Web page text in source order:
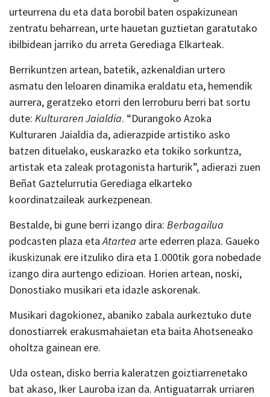
urteurrena du eta data borobil baten ospakizunean
zentratu beharrean, urte hauetan guztietan garatutako
ibilbidean jarriko du arreta Gerediaga Elkarteak.
Berrikuntzen artean, batetik, azkenaldian urtero
asmatu den leloaren dinamika eraldatu eta, hemendik
aurrera, geratzeko etorri den lerroburu berri bat sortu
dute: Kulturaren Jaialdia. “Durangoko Azoka
Kulturaren Jaialdia da, adierazpide artistiko asko
batzen dituelako, euskarazko eta tokiko sorkuntza,
artistak eta zaleak protagonista harturik”, adierazi zuen
Beñat Gaztelurrutia Gerediaga elkarteko
koordinatzaileak aurkezpenean.
Bestalde, bi gune berri izango dira: Berbagailua
podcasten plaza etaAtartea arte ederren plaza. Gaueko
ikuskizunak ere itzuliko dira eta 1.000tik gora nobedade
izango dira aurtengo edizioan. Horien artean, noski,
Donostiako musikari eta idazle askorenak.
Musikari dagokionez, abaniko zabala aurkeztuko dute
donostiarrek erakusmahaietan eta baita Ahotseneako
oholtza gainean ere.
Uda ostean, disko berria kaleratzen goiztiarrenetako
bat akaso, Iker Lauroba izan da. Antiguatarrak urriaren